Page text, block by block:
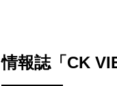
情報誌「CK